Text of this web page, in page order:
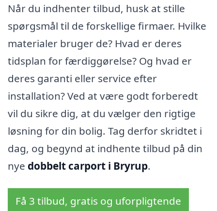
Når du indhenter tilbud, husk at stille
spørgsmål til de forskellige firmaer. Hvilke
materialer bruger de? Hvad er deres
tidsplan for færdiggørelse? Og hvad er
deres garanti eller service efter
installation? Ved at være godt forberedt
vil du sikre dig, at du vælger den rigtige
løsning for din bolig. Tag derfor skridtet i
dag, og begynd at indhente tilbud på din
nye dobbelt carport i Bryrup.
Få 3 tilbud, gratis og uforpligtende